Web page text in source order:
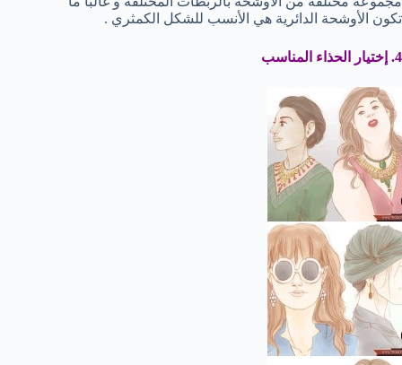
تكون الأوشحة الدائرية هي الأنسب للشكل الكمثري .
4. إختيار الحذاء المناسب